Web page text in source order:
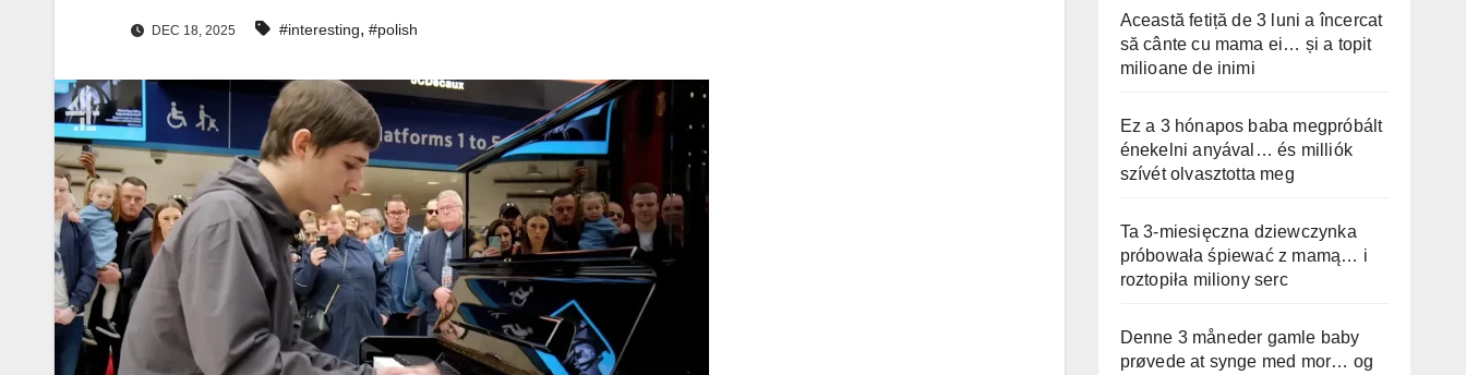
DEC 18, 2025 #interesting, #polish
Această fetiță de 3 luni a încercat
să cânte cu mama ei… și a topit
milioane de inimi
Ez a 3 hónapos baba megpróbált
énekelni anyával… és milliók
szívét olvasztotta meg
Ta 3-miesięczna dziewczynka
próbowała śpiewać z mamą… i
roztopiła miliony serc
Denne 3 måneder gamle baby
prøvede at synge med mor… og